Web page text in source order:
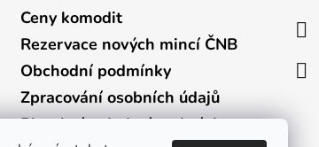
Ceny komodit
Rezervace nových mincí ČNB
Obchodní podmínky
Zpracování osobních údajů
Platební a dodací podmínky